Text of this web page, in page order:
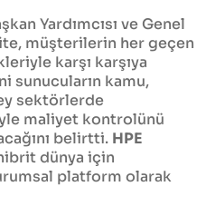
Yardımcısı ve Genel
müşterilerin her geçen
karşı karşıya
sunucuların kamu,
sektörlerde
maliyet kontrolünü
belirtti. HPE
dünya için
platform olarak